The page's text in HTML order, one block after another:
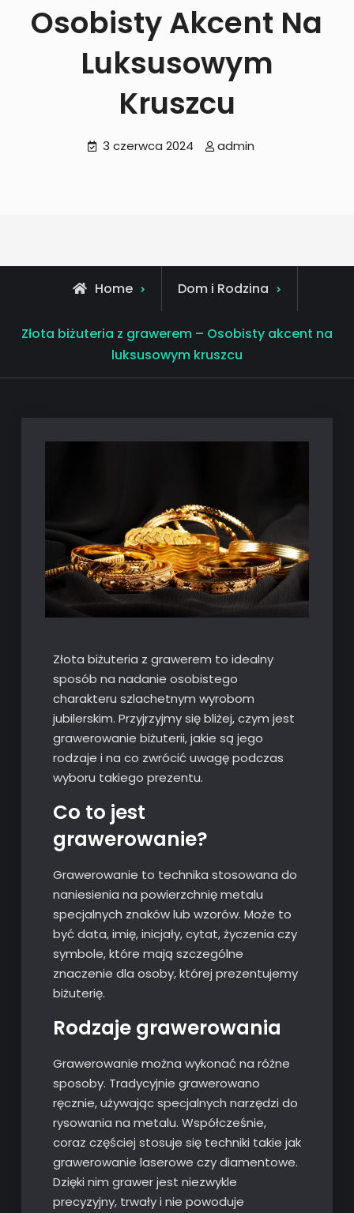
Osobisty Akcent Na
Luksusowym
Kruszcu
3 czerwca 2024 admin
Home Dom i Rodzina
Złota biżuteria z grawerem – Osobisty akcent na
luksusowym kruszcu
Złota biżuteria z grawerem to idealny
sposób na nadanie osobistego
charakteru szlachetnym wyrobom
jubilerskim. Przyjrzyjmy się bliżej, czym jest
grawerowanie biżuterii, jakie są jego
rodzaje i na co zwrócić uwagę podczas
wyboru takiego prezentu.
Co to jest
grawerowanie?
Grawerowanie to technika stosowana do
naniesienia na powierzchnię metalu
specjalnych znaków lub wzorów. Może to
być data, imię, inicjały, cytat, życzenia czy
symbole, które mają szczególne
znaczenie dla osoby, której prezentujemy
biżuterię.
Rodzaje grawerowania
Grawerowanie można wykonać na różne
sposoby. Tradycyjnie grawerowano
ręcznie, używając specjalnych narzędzi do
rysowania na metalu. Współcześnie,
coraz częściej stosuje się techniki takie jak
grawerowanie laserowe czy diamentowe.
Dzięki nim grawer jest niezwykle
precyzyjny, trwały i nie powoduje